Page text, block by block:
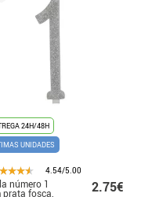
24H/48H
UNIDADES
4.54/5.00
número 1
prata fosca, 2.75€